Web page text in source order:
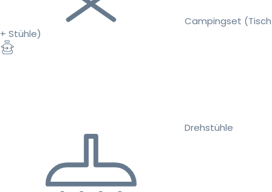
Campingset (Tisch
+ Stühle)
Drehstühle